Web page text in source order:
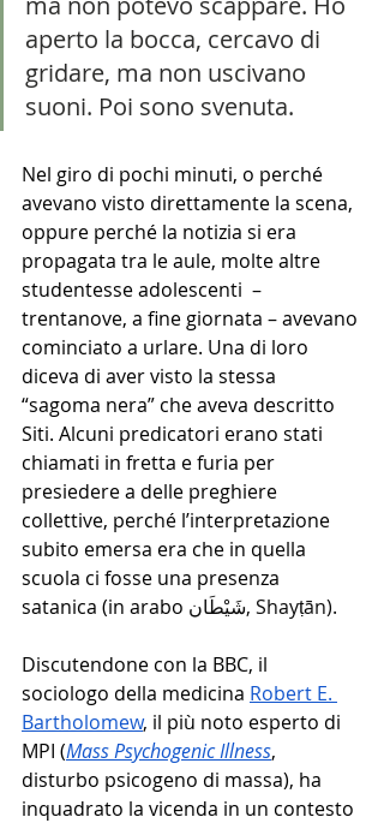
aperto la bocca, cercavo di
gridare, ma non uscivano
suoni. Poi sono svenuta.
Nel giro di pochi minuti, o perché
avevano visto direttamente la scena,
oppure perché la notizia si era
propagata tra le aule, molte altre
studentesse adolescenti  –
trentanove, a fine giornata – avevano
cominciato a urlare. Una di loro
diceva di aver visto la stessa
“sagoma nera” che aveva descritto
Siti. Alcuni predicatori erano stati
chiamati in fretta e furia per
presiedere a delle preghiere
collettive, perché l’interpretazione
subito emersa era che in quella
scuola ci fosse una presenza
satanica (in arabo
شَيْطَان, Shayṭān).
Discutendone con la BBC, il
sociologo della medicina Robert E.
Bartholomew, il più noto esperto di
MPI (Mass Psychogenic Illness,
disturbo psicogeno di massa), ha
inquadrato la vicenda in un contesto